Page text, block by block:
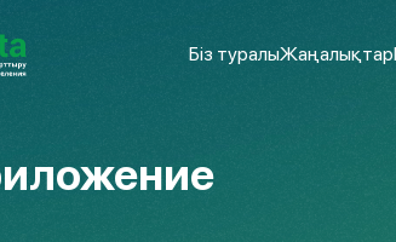
Біз туралыЖаңалықтар